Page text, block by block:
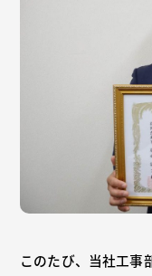
このたび、当社工